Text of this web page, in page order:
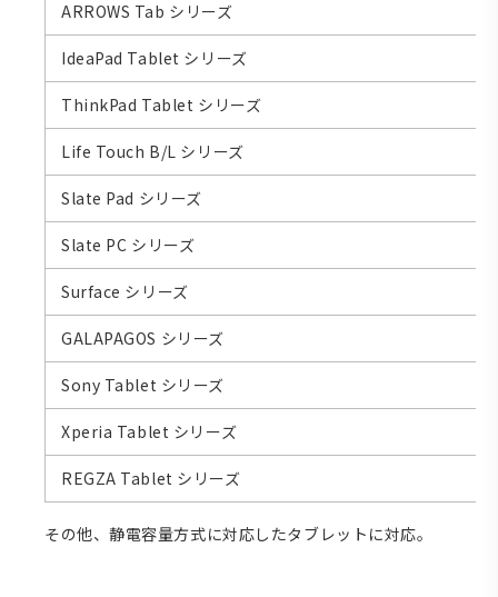
ARROWS Tab シリーズ
IdeaPad Tablet シリーズ
ThinkPad Tablet シリーズ
Life Touch B/L シリーズ
Slate Pad シリーズ
Slate PC シリーズ
Surface シリーズ
GALAPAGOS シリーズ
Sony Tablet シリーズ
Xperia Tablet シリーズ
REGZA Tablet シリーズ
その他、静電容量方式に対応したタブレットに対応。